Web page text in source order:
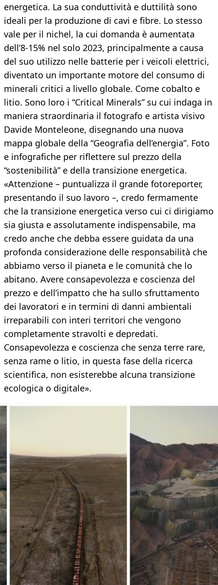
energetica. La sua conduttività e duttilità sono
ideali per la produzione di cavi e fibre. Lo stesso
vale per il nichel, la cui domanda è aumentata
dell’8-15% nel solo 2023, principalmente a causa
del suo utilizzo nelle batterie per i veicoli elettrici,
diventato un importante motore del consumo di
minerali critici a livello globale. Come cobalto e
litio. Sono loro i “Critical Minerals” su cui indaga in
maniera straordinaria il fotografo e artista visivo
Davide Monteleone, disegnando una nuova
mappa globale della “Geografia dell’energia”. Foto
e infografiche per riflettere sul prezzo della
“sostenibilità” e della transizione energetica.
«Attenzione – puntualizza il grande fotoreporter,
presentando il suo lavoro –, credo fermamente
che la transizione energetica verso cui ci dirigiamo
sia giusta e assolutamente indispensabile, ma
credo anche che debba essere guidata da una
profonda considerazione delle responsabilità che
abbiamo verso il pianeta e le comunità che lo
abitano. Avere consapevolezza e coscienza del
prezzo e dell’impatto che ha sullo sfruttamento
dei lavoratori e in termini di danni ambientali
irreparabili con interi territori che vengono
completamente stravolti e depredati.
Consapevolezza e coscienza che senza terre rare,
senza rame o litio, in questa fase della ricerca
scientifica, non esisterebbe alcuna transizione
ecologica o digitale».